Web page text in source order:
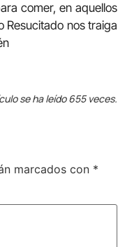
comer, en aquellos
Resucitado nos traiga
se ha leído 655 veces.
marcados con *